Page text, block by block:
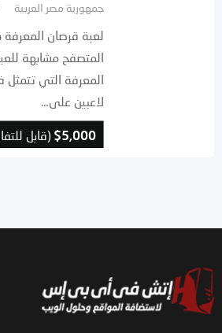
جمهورية مصر العربية
لعبة قرصان
المتصفح مشابهة
المعرفة التي تتمثل
لاعبين على…
$5,000 (قابل